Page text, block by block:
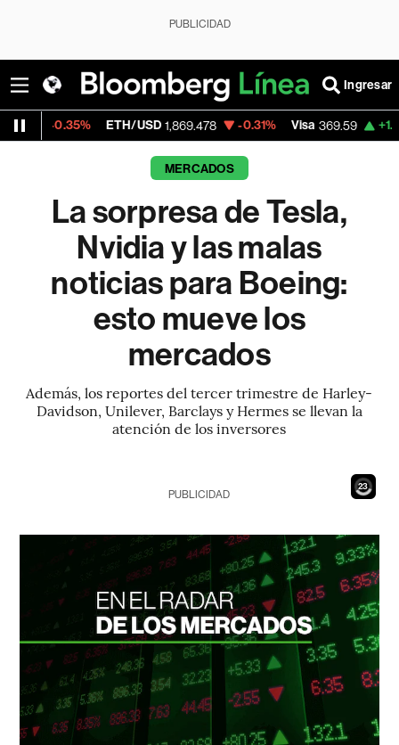
PUBLICIDAD
Ingresar
ETH/USD 1,869.478 -0.31% Visa 369.59 +1.07%
MERCADOS
La sorpresa de Tesla,
Nvidia y las malas
noticias para Boeing:
esto mueve los
mercados
Además, los reportes del tercer trimestre de Harley-
Davidson, Unilever, Barclays y Hermes se llevan la
atención de los inversores
21
PUBLICIDAD